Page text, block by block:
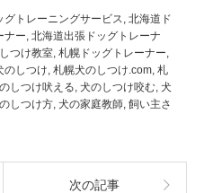
グトレーニングサービス 北海道ド
ナー 北海道出張ドッグトレーナ
つけ教室 札幌ドッグトレーナー
のしつけ 札幌犬のしつけ.com 札
しつけ吠える 犬のしつけ咬む 犬
しつけ方 犬の家庭教師 飼い主さ
次の記事